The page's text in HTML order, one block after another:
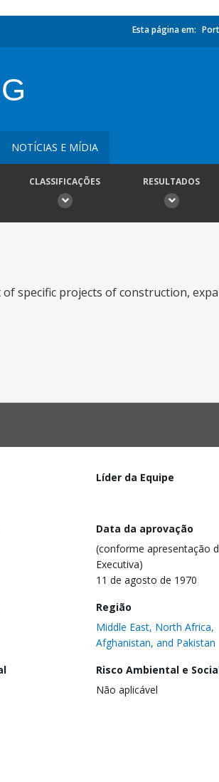
Esta página em:
NOTÍCIAS E MÍDIA
CLASSIFICAÇÕES RESULTADOS
specific projects of construction,
Líder da Equipe
Data da aprovação
(conforme apresentação
Executiva)
11 de agosto de 1970
Região
Middle East, North Africa,
Afghanistan, and Pakistan
Risco Ambiental e
Não aplicável